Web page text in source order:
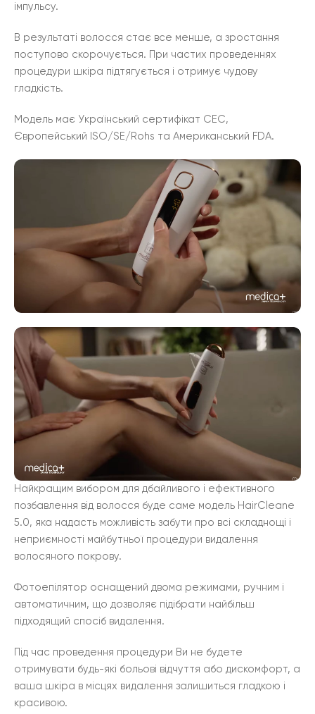
імпульсу.
В результаті волосся стає все менше, а зростання
поступово скорочується. При частих проведеннях
процедури шкіра підтягується і отримує чудову
гладкість.
Модель має Український сертифікат СЕС,
Європейський ISO/SE/Rohs та Американський FDA.
Найкращим вибором для дбайливого і ефективного
позбавлення від волосся буде саме модель HairCleane
5.0, яка надасть можливість забути про всі складнощі і
неприємності майбутньої процедури видалення
волосяного покрову.
Фотоепілятор оснащений двома режимами, ручним і
автоматичним, що дозволяє підібрати найбільш
підходящий спосіб видалення.
Під час проведення процедури Ви не будете
отримувати будь-які больові відчуття або дискомфорт, а
ваша шкіра в місцях видалення залишиться гладкою і
красивою.